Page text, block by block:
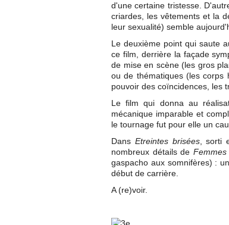
d'une certaine tristesse.
criardes, les vêtements et la
leur sexualité) semble
Le deuxième point qui saute
ce film, derrière la façade
de mise en scène (les gros
ou de thématiques (les corps
pouvoir des coïncidences, les
Le film qui donna au
mécanique imparable et
le tournage fut pour elle un
Dans Etreintes brisées, sorti
nombreux détails de
gaspacho aux somnifères) :
début de carrière.
A (re)voir.